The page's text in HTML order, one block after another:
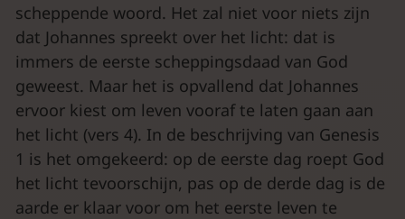
scheppende woord. Het zal niet voor niets zijn
dat Johannes spreekt over het licht: dat is
immers de eerste scheppingsdaad van God
geweest. Maar het is opvallend dat Johannes
ervoor kiest om leven vooraf te laten gaan aan
het licht (vers 4). In de beschrijving van Genesis
1 is het omgekeerd: op de eerste dag roept God
het licht tevoorschijn, pas op de derde dag is de
aarde er klaar voor om het eerste leven te